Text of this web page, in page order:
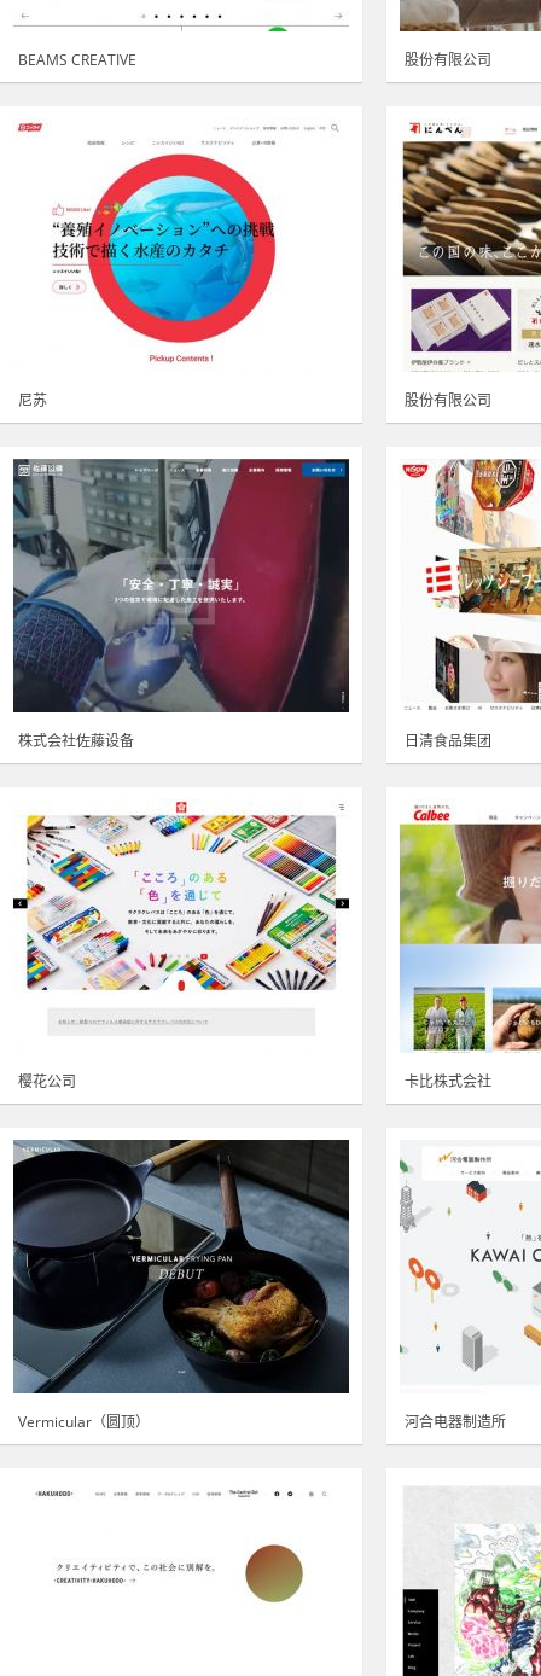
BEAMS CREATIVE 股份有限公司
尼苏 股份有限公司
株式会社佐藤设备 日清食品集团
樱花公司 卡比株式会社
Vermicular（圆顶） 河合电器制造所